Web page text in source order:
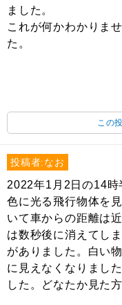
ました。
これが何かわかりま
た。
この
投稿者:なお
2022年1月2日の14時
色に光る飛行物体を
いて車からの距離は
は数秒後に消えてし
がありました。白い
に見えなくなりまし
した。どなたか見た